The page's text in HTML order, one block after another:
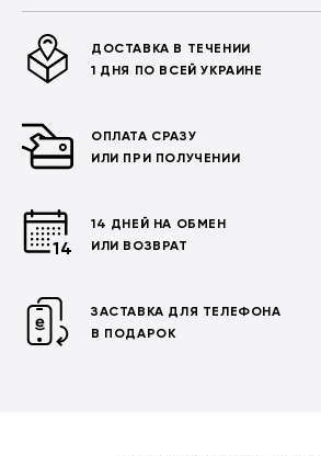
ДОСТАВКА В ТЕЧЕНИИ
1 ДНЯ ПО ВСЕЙ УКРАИНЕ
ОПЛАТА СРАЗУ
ИЛИ ПРИ ПОЛУЧЕНИИ
14 ДНЕЙ НА ОБМЕН
ИЛИ ВОЗВРАТ
ЗАСТАВКА ДЛЯ ТЕЛЕФОНА
В ПОДАРОК